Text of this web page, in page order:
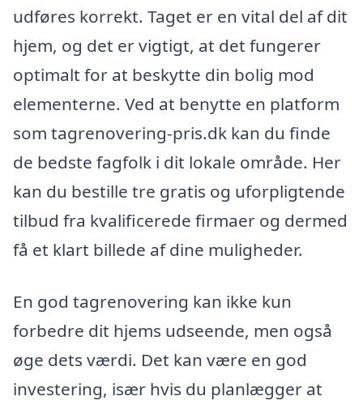
udføres korrekt. Taget er en vital del af dit
hjem, og det er vigtigt, at det fungerer
optimalt for at beskytte din bolig mod
elementerne. Ved at benytte en platform
som tagrenovering-pris.dk kan du finde
de bedste fagfolk i dit lokale område. Her
kan du bestille tre gratis og uforpligtende
tilbud fra kvalificerede firmaer og dermed
få et klart billede af dine muligheder.
En god tagrenovering kan ikke kun
forbedre dit hjems udseende, men også
øge dets værdi. Det kan være en god
investering, især hvis du planlægger at